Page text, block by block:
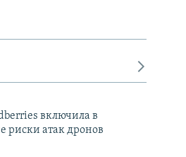
включила в
риски атак дронов